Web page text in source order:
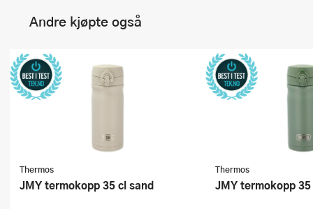
Andre kjøpte også
Thermos
JMY termokopp 35 cl sand
Thermos
JMY termokopp